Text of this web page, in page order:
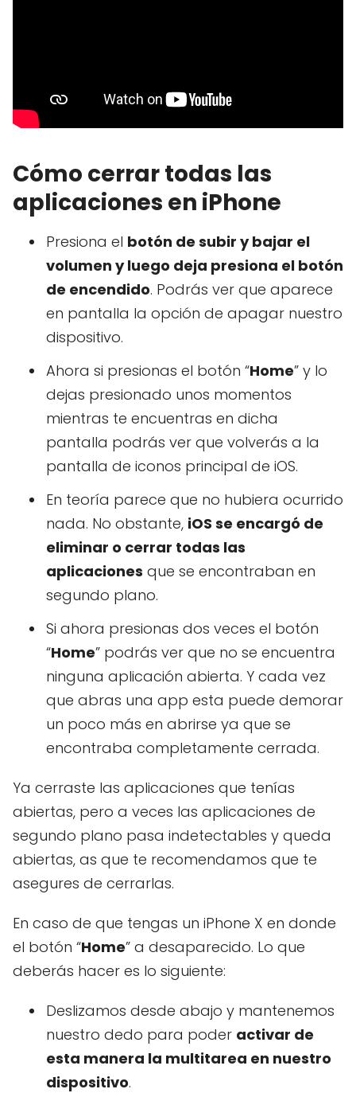
Cómo cerrar todas las
aplicaciones en iPhone
Presiona el botón de subir y bajar el
volumen y luego deja presiona el botón
de encendido. Podrás ver que aparece
en pantalla la opción de apagar nuestro
dispositivo.
Ahora si presionas el botón “Home” y lo
dejas presionado unos momentos
mientras te encuentras en dicha
pantalla podrás ver que volverás a la
pantalla de iconos principal de iOS.
En teoría parece que no hubiera ocurrido
nada. No obstante, iOS se encargó de
eliminar o cerrar todas las
aplicaciones que se encontraban en
segundo plano.
Si ahora presionas dos veces el botón
“Home” podrás ver que no se encuentra
ninguna aplicación abierta. Y cada vez
que abras una app esta puede demorar
un poco más en abrirse ya que se
encontraba completamente cerrada.
Ya cerraste las aplicaciones que tenías
abiertas, pero a veces las aplicaciones de
segundo plano pasa indetectables y queda
abiertas, as que te recomendamos que te
asegures de cerrarlas.
En caso de que tengas un iPhone X en donde
el botón “Home” a desaparecido. Lo que
deberás hacer es lo siguiente:
Deslizamos desde abajo y mantenemos
nuestro dedo para poder activar de
esta manera la multitarea en nuestro
dispositivo.